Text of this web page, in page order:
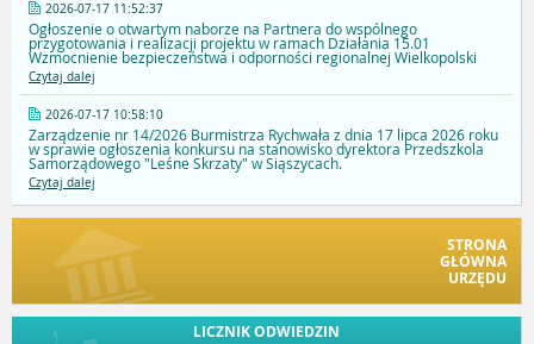
2026-07-17 11:52:37
Ogłoszenie o otwartym naborze na Partnera do wspólnego
przygotowania i realizacji projektu w ramach Działania 15.01
Wzmocnienie bezpieczeństwa i odporności regionalnej Wielkopolski
Czytaj dalej
2026-07-17 10:58:10
Zarządzenie nr 14/2026 Burmistrza Rychwała z dnia 17 lipca 2026 roku
w sprawie ogłoszenia konkursu na stanowisko dyrektora Przedszkola
Samorządowego "Leśne Skrzaty" w Siąszycach.
Czytaj dalej
STRONA
GŁÓWNA
URZĘDU
LICZNIK ODWIEDZIN